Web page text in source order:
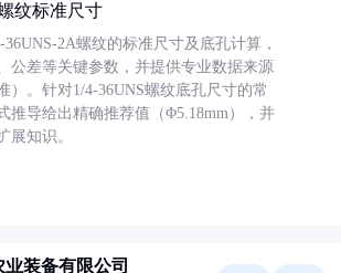
纹标准尺寸
2A螺纹的标准尺寸及底孔计算，
公差等关键参数，并提供专业数据来源
）。针对1/4-36UNS螺纹底孔尺寸的常
推导给出精确推荐值（Φ5.18mm），并
展知识。
装备有限公司